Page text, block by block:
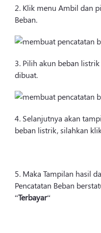
2. Klik menu Ambil dan
Beban.
3. Pilih akun beban
dibuat.
4. Selanjutnya akan
beban listrik, silahkan
5. Maka Tampilan hasil
Pencatatan Beban
“Terbayar“